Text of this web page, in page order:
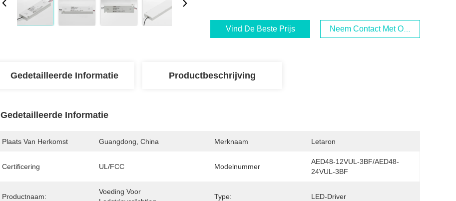
Vind De Beste Prijs Neem Contact Met Ons Op
Gedetailleerde Informatie Productbeschrijving
Gedetailleerde Informatie
Plaats Van Herkomst Guangdong, China Merknaam Letaron
Certificering UL/FCC Modelnummer
AED48-12VUL-3BF/AED48-
24VUL-3BF
Productnaam:
Voeding Voor
Type: LED-Driver